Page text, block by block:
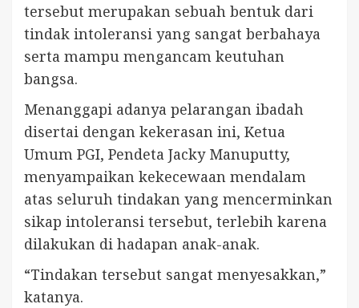
tersebut merupakan sebuah bentuk dari
tindak intoleransi yang sangat berbahaya
serta mampu mengancam keutuhan
bangsa.
Menanggapi adanya pelarangan ibadah
disertai dengan kekerasan ini, Ketua
Umum PGI, Pendeta Jacky Manuputty,
menyampaikan kekecewaan mendalam
atas seluruh tindakan yang mencerminkan
sikap intoleransi tersebut, terlebih karena
dilakukan di hadapan anak-anak.
“Tindakan tersebut sangat menyesakkan,”
katanya.